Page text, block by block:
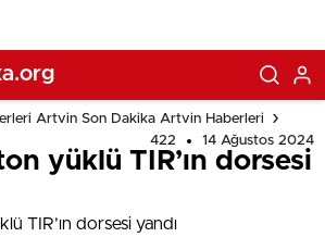
Artvin Son Dakika Artvin Haberleri
422
14 Ağustos 2024
yüklü TIR’ın dorsesi